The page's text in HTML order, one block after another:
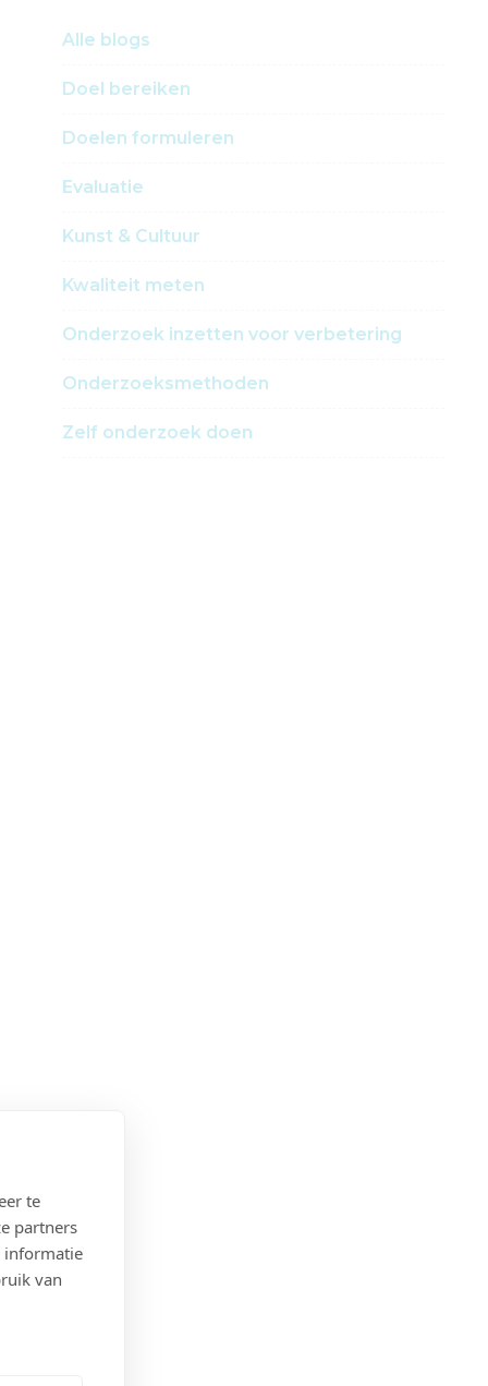
Alle blogs
Doel bereiken
Doelen formuleren
Evaluatie
Kunst & Cultuur
Kwaliteit meten
Onderzoek inzetten voor verbetering
Onderzoeksmethoden
Zelf onderzoek doen
te
partners
informatie
van